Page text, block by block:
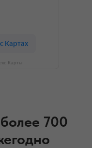
Карты
более 700